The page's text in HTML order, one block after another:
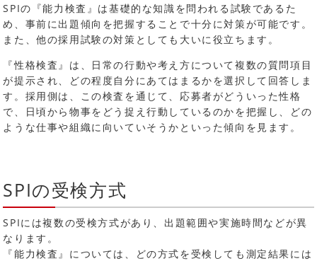
SPIの『能力検査』は基礎的な知識を問われる試験であるた
め、事前に出題傾向を把握することで十分に対策が可能です。
また、他の採用試験の対策としても大いに役立ちます。
『性格検査』は、日常の行動や考え方について複数の質問項目
が提示され、どの程度自分にあてはまるかを選択して回答しま
す。採用側は、この検査を通じて、応募者がどういった性格
で、日頃から物事をどう捉え行動しているのかを把握し、どの
ような仕事や組織に向いていそうかといった傾向を見ます。
SPIの受検方式
SPIには複数の受検方式があり、出題範囲や実施時間などが異
なります。
『能力検査』については、どの方式を受検しても測定結果には